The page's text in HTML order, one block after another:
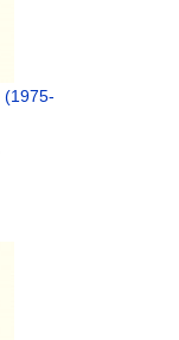
(1975-